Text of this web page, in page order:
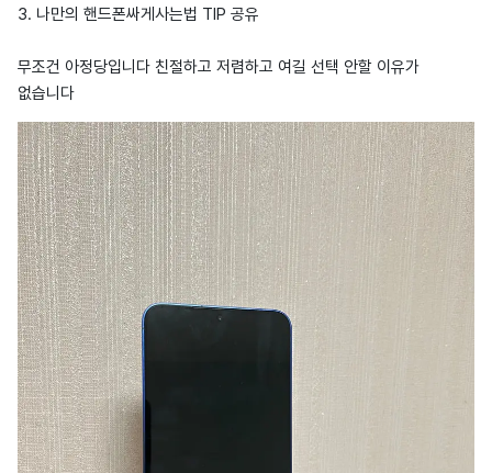
3. 나만의 핸드폰싸게사는법 TIP 공유
무조건 아정당입니다 친절하고 저렴하고 여길 선택 안할 이유가
없습니다